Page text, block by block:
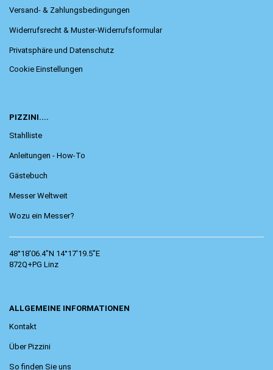
Versand- & Zahlungsbedingungen
Widerrufsrecht & Muster-Widerrufsformular
Privatsphäre und Datenschutz
Cookie Einstellungen
PIZZINI....
Stahlliste
Anleitungen - How-To
Gästebuch
Messer Weltweit
Wozu ein Messer?
48°18'06.4"N 14°17'19.5"E
872Q+PG Linz
ALLGEMEINE INFORMATIONEN
Kontakt
Über Pizzini
So finden Sie uns